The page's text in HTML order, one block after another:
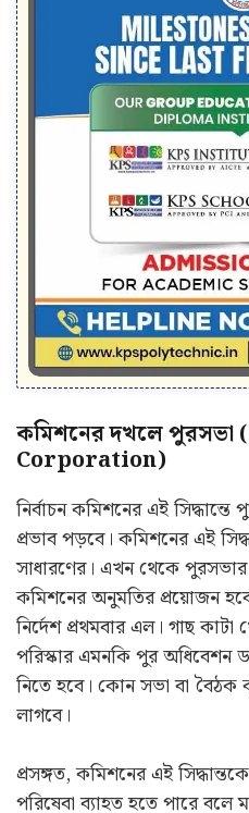
কমিশনের দখলে
Corporation)
নির্বাচন কমিশনের এই
প্রভাব পড়বে। কমিশনের এই
সাধারণের। এখন থেকে
কমিশনের অনুমতির প্রয়োজন
নির্দেশ প্রথমবার এল। গাছ
পরিস্কার এমনকি পুর
নিতে হবে। কোন সভা বা
লাগবে।
প্রসঙ্গত, কমিশনের এই
পরিষেবা ব্যাহত হতে পারে